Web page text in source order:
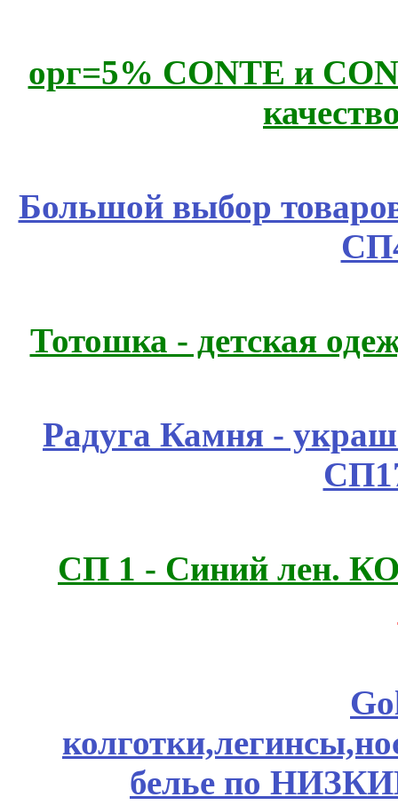
орг=5% CONTE и
Большой выбор
Тотошка - детская
Радуга Камня -
СП 1 - Синий лен.
белье по